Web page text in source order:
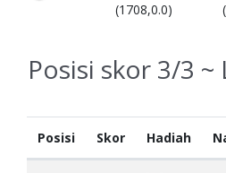
(1708,0.0)
Posisi skor 3/3 ~
Posisi Skor Hadiah